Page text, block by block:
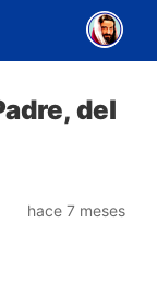
del
hace 7 meses